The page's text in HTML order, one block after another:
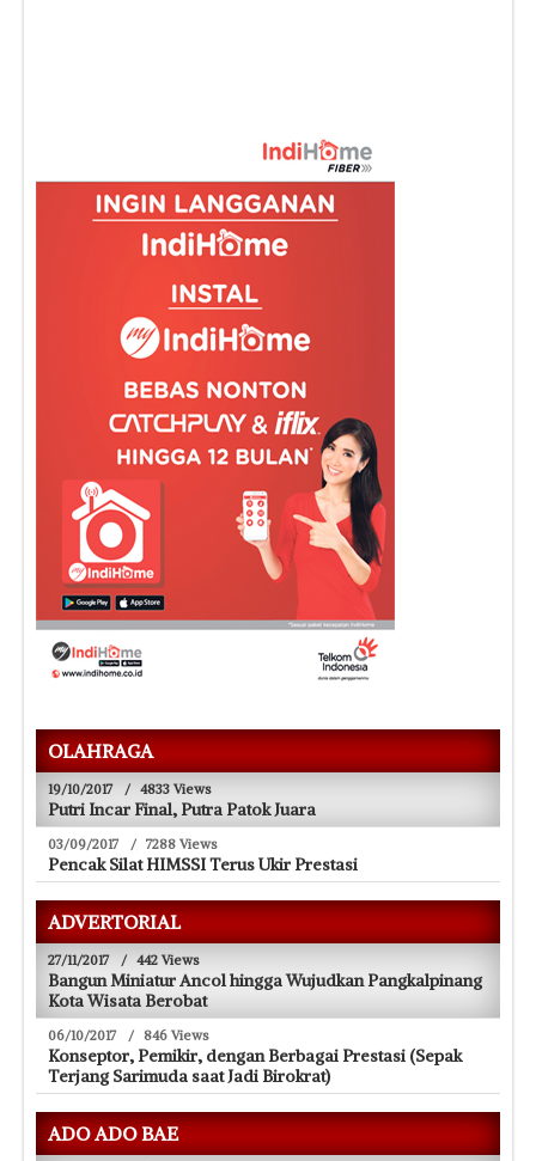
OLAHRAGA
19/10/2017 / 4833 Views
Putri Incar Final, Putra Patok Juara
03/09/2017 / 7288 Views
Pencak Silat HIMSSI Terus Ukir Prestasi
ADVERTORIAL
27/11/2017 / 442 Views
Bangun Miniatur Ancol hingga Wujudkan Pangkalpinang
Kota Wisata Berobat
06/10/2017 / 846 Views
Konseptor, Pemikir, dengan Berbagai Prestasi (Sepak
Terjang Sarimuda saat Jadi Birokrat)
ADO ADO BAE